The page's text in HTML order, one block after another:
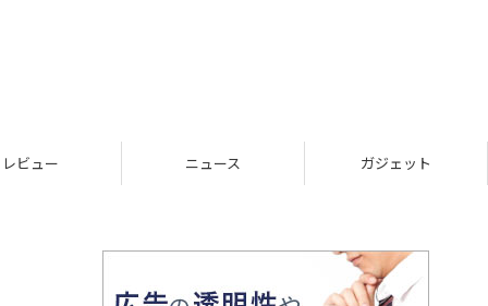
レビュー ニュース ガジェット